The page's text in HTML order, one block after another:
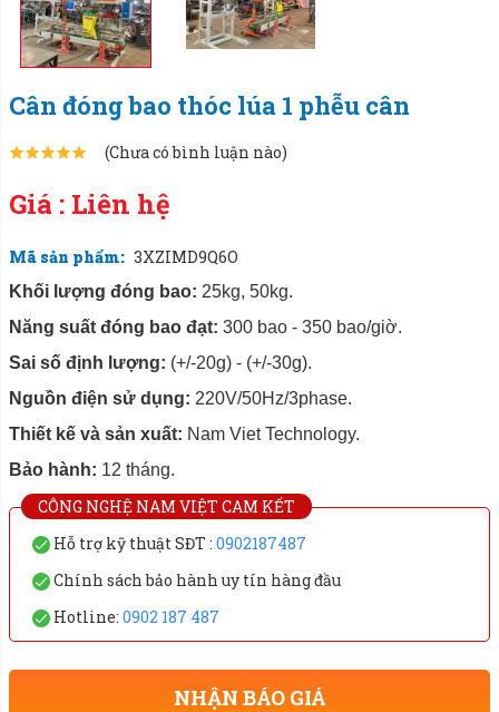
Cân đóng bao thóc lúa 1 phễu cân
(Chưa có bình luận nào)
Giá : Liên hệ
Mã sản phẩm: 3XZIMD9Q6O
Khối lượng đóng bao: 25kg, 50kg.
Năng suất đóng bao đạt: 300 bao - 350 bao/giờ.
Sai số định lượng: (+/-20g) - (+/-30g).
Nguồn điện sử dụng: 220V/50Hz/3phase.
Thiết kế và sản xuất: Nam Viet Technology.
Bảo hành: 12 tháng.
CÔNG NGHỆ NAM VIỆT CAM KẾT
Hỗ trợ kỹ thuật SĐT : 0902187487
Chính sách bảo hành uy tín hàng đầu
Hotline: 0902 187 487
NHẬN BÁO GIÁ